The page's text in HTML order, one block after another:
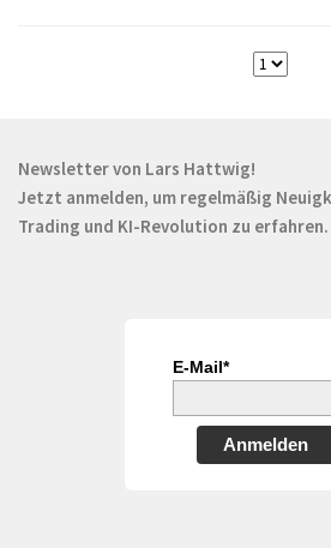
Newsletter von Lars Hattwig!
Jetzt anmelden, um regelmäßig
Trading und KI-Revolution zu erfahren.
E-Mail*
Anmelden